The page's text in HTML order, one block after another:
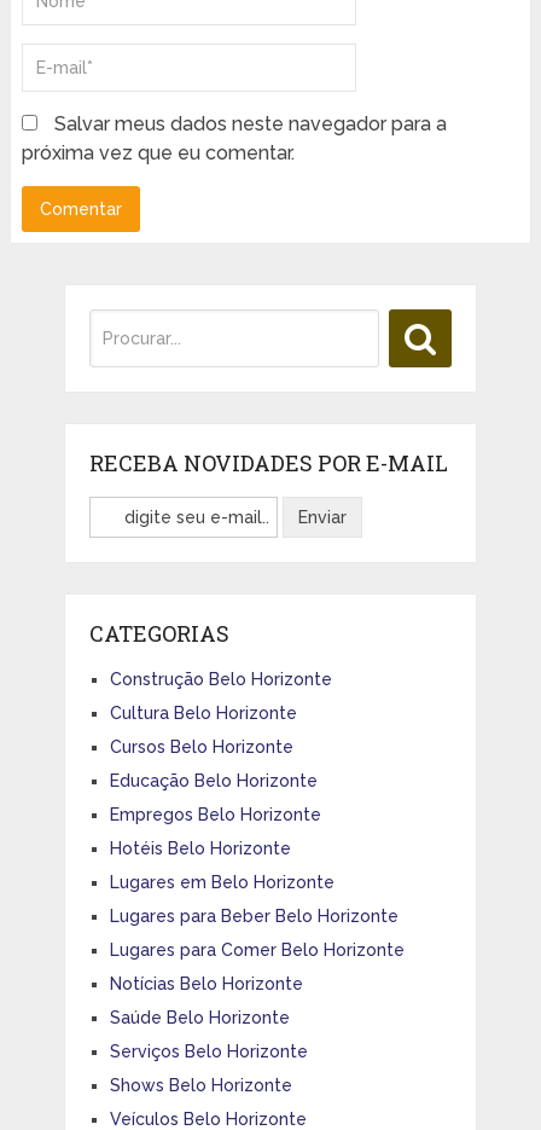
Salvar meus dados neste navegador para a
próxima vez que eu comentar.
RECEBA NOVIDADES POR E-MAIL
CATEGORIAS
Construção Belo Horizonte
Cultura Belo Horizonte
Cursos Belo Horizonte
Educação Belo Horizonte
Empregos Belo Horizonte
Hotéis Belo Horizonte
Lugares em Belo Horizonte
Lugares para Beber Belo Horizonte
Lugares para Comer Belo Horizonte
Notícias Belo Horizonte
Saúde Belo Horizonte
Serviços Belo Horizonte
Shows Belo Horizonte
Veículos Belo Horizonte